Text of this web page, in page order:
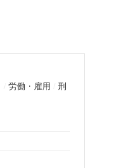
労働・雇用
刑